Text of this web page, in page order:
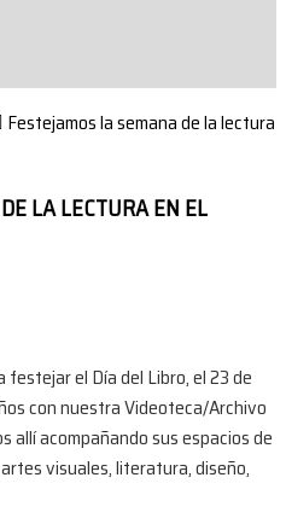
Festejamos la semana de la lectura
LA LECTURA EN EL
el Día del Libro, el 23 de
con nuestra Videoteca/Archivo
allí acompañando sus espacios de
visuales, literatura, diseño,